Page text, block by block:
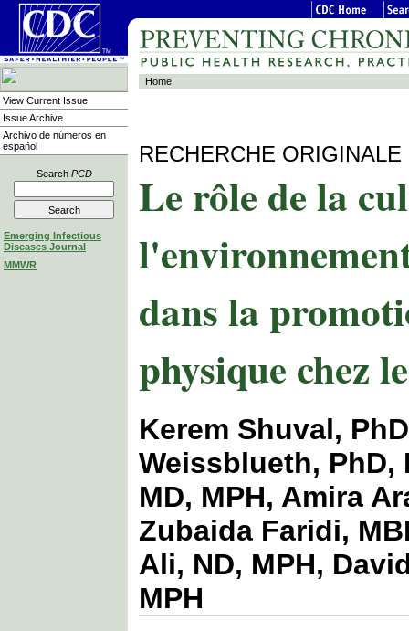
View Current Issue
Issue Archive
Archivo de números en
español
Search PCD
Emerging Infectious
Diseases Journal
MMWR
Home
RECHERCHE ORIGINALE
Le rôle de la
dans la
physique chez
Kerem Shuval,
Weissblueth, PhD,
MD, MPH, Amira
Zubaida Faridi,
Ali, ND, MPH,
MPH